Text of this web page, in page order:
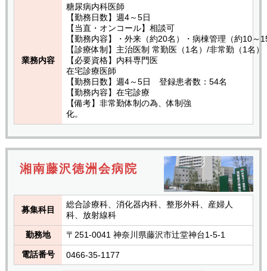
業務内容
糖尿病内科医師
【勤務日数】週4～5日
【当直・オンコール】相談可
【勤務内容】・外来（約20名）・病棟管理（約10
【診療体制】主治医制 常勤医（1名）/非常勤（1名）
【必要資格】内科専門医
在宅診療医師
【勤務日数】週4～5日 登録患者数：54名
【勤務内容】在宅診療
【備考】非常勤体制の為、体制強
湘南藤沢徳洲会病院
募集科目
総合診療科、消化器内科、整形外科、産婦人
科、放射線科
勤務地 〒251-0041 神奈川県藤沢市辻堂神台1-5-1
電話番号 0466-35-1177